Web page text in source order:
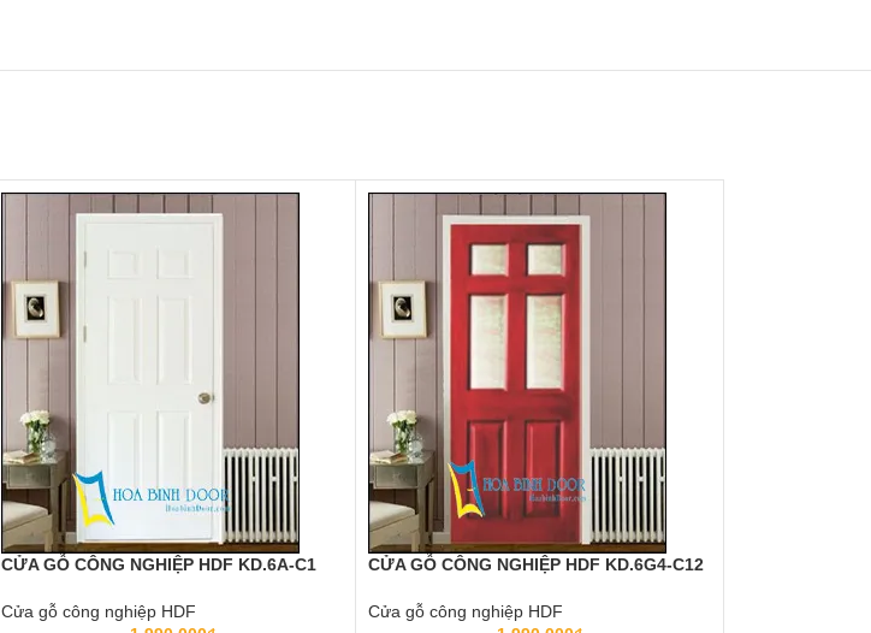
CỬA GỖ CÔNG NGHIỆP HDF KD.6A-C1
Cửa gỗ công nghiệp HDF
CỬA GỖ CÔNG NGHIỆP HDF KD.6G4-C12
Cửa gỗ công nghiệp HDF